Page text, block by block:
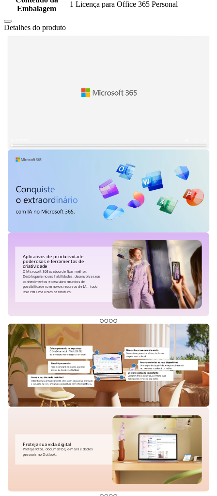
Embalagem
1 Licença para Office 365 Personal
Detalhes do produto